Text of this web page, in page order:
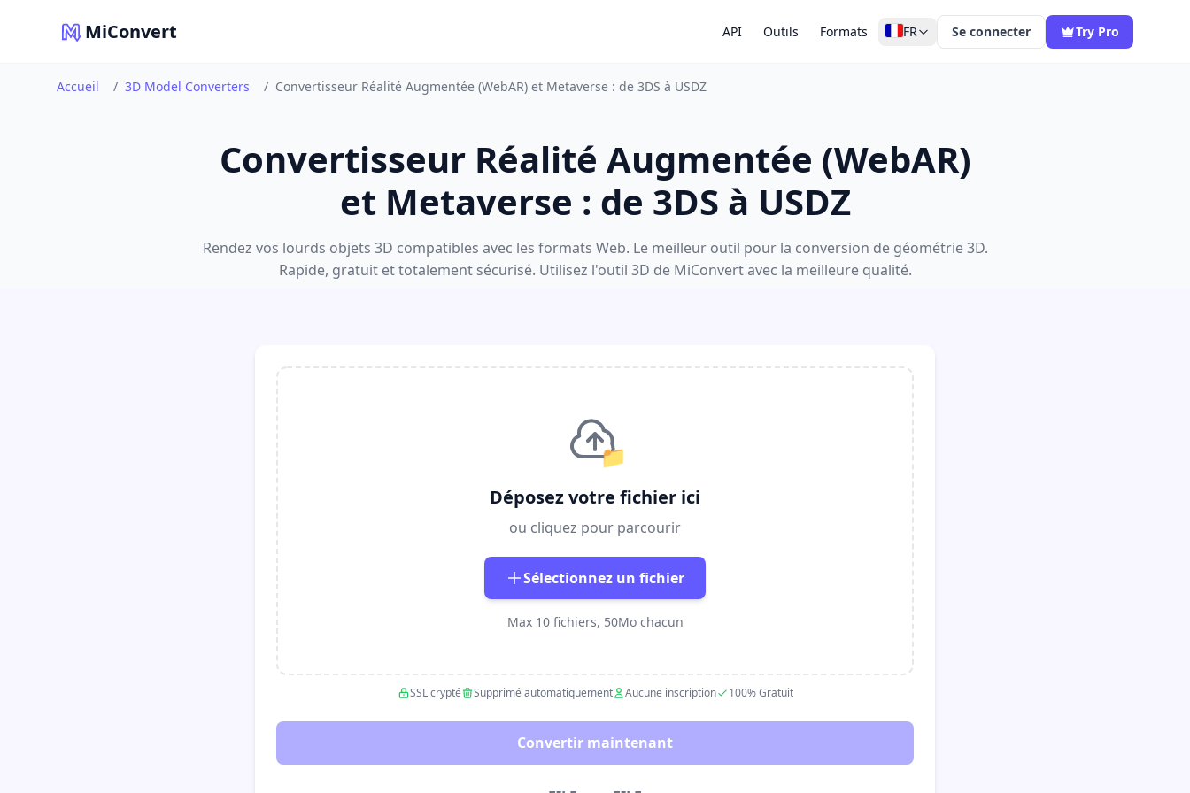
MiConvert API Outils Formats FR Se connecter Try Pro
Accueil / 3D Model Converters / Convertisseur Réalité Augmentée (WebAR) et Metaverse : de 3DS à USDZ
Convertisseur Réalité Augmentée (WebAR)
et Metaverse : de 3DS à USDZ
Rendez vos lourds objets 3D compatibles avec les formats Web. Le meilleur outil pour la conversion de géométrie 3D.
Rapide, gratuit et totalement sécurisé. Utilisez l'outil 3D de MiConvert avec la meilleure qualité.
📁
Déposez votre fichier ici
ou cliquez pour parcourir
Sélectionnez un fichier
Max 10 fichiers, 50Mo chacun
SSL crypté Supprimé automatiquement Aucune inscription 100% Gratuit
Convertir maintenant